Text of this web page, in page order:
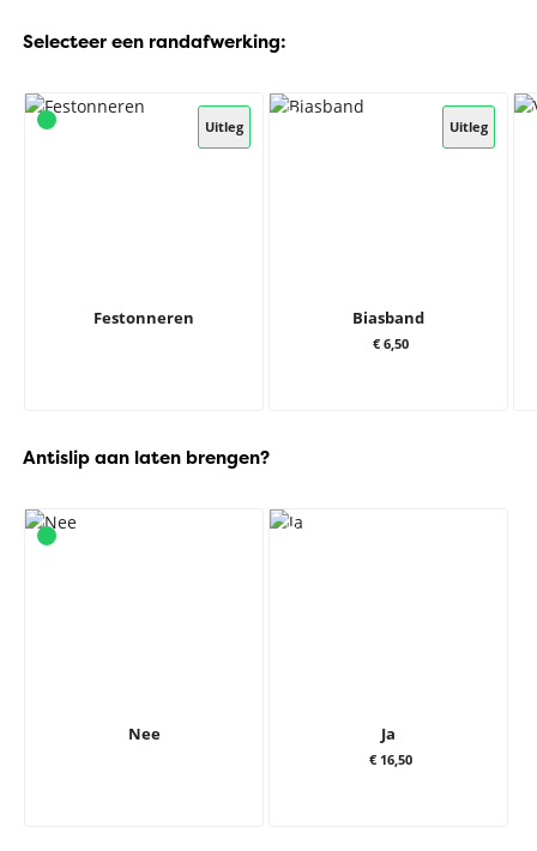
Selecteer een randafwerking:
Uitleg
Festonneren
Uitleg
Biasband
€ 6,50
Antislip aan laten brengen?
Nee Ja
€ 16,50